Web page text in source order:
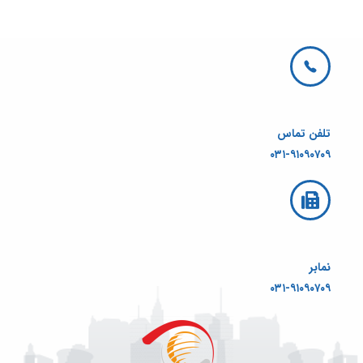
تلفن تماس
۰۳۱-۹۱۰۹۰۷۰۹
نمابر
۰۳۱-۹۱۰۹۰۷۰۹